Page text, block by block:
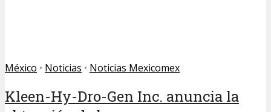
México • Noticias • Noticias Mexicomex
Kleen-Hy-Dro-Gen Inc. anuncia la